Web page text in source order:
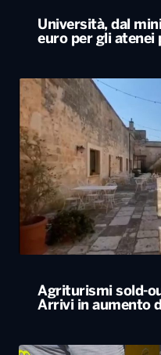
Università, dal
euro per gli atenei
Agriturismi sold-
Arrivi in aumento